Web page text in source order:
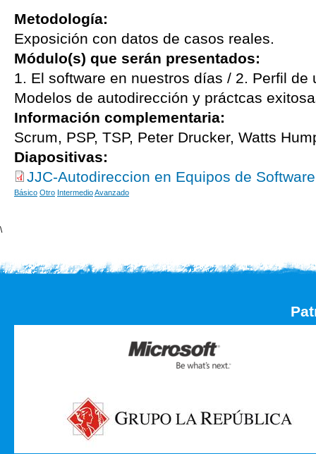
Metodología:
Exposición con datos de casos reales.
Módulo(s) que serán presentados:
1. El software en nuestros días / 2. Perfil de
Modelos de autodirección y práctcas
Información complementaria:
Scrum, PSP, TSP, Peter Drucker, Watts
Diapositivas:
JJC-Autodireccion en Equipos de
Básico Otro IntermedioAvanzado
\